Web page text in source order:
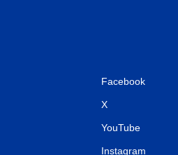
Facebook
X
YouTube
Instagram